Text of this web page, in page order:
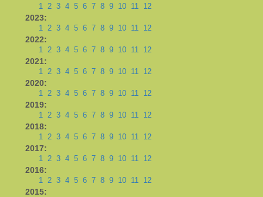
1 2 3 4 5 6 7 8 9 10 11 12
2023:
1 2 3 4 5 6 7 8 9 10 11 12
2022:
1 2 3 4 5 6 7 8 9 10 11 12
2021:
1 2 3 4 5 6 7 8 9 10 11 12
2020:
1 2 3 4 5 6 7 8 9 10 11 12
2019:
1 2 3 4 5 6 7 8 9 10 11 12
2018:
1 2 3 4 5 6 7 8 9 10 11 12
2017:
1 2 3 4 5 6 7 8 9 10 11 12
2016:
1 2 3 4 5 6 7 8 9 10 11 12
2015: